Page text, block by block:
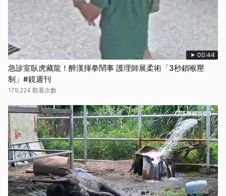
00:44
急診室臥虎藏龍！醉漢揮拳鬧事 護理師展柔術「3秒鎖喉壓
制」#鏡週刊
179,224 觀看次數